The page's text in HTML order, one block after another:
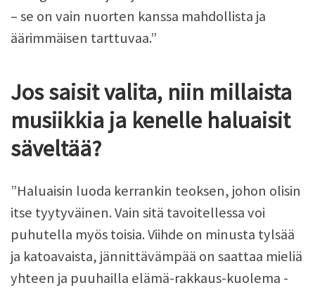
– se on vain nuorten kanssa mahdollista ja
äärimmäisen tarttuvaa.”
Jos saisit valita, niin millaista
musiikkia ja kenelle haluaisit
säveltää?
”Haluaisin luoda kerrankin teoksen, johon olisin
itse tyytyväinen. Vain sitä tavoitellessa voi
puhutella myös toisia. Viihde on minusta tylsää
ja katoavaista, jännittävämpää on saattaa mieliä
yhteen ja puuhailla elämä-rakkaus-kuolema -